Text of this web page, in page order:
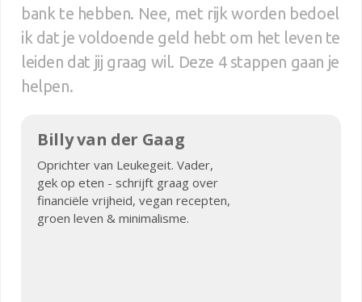
bank te hebben. Nee, met rijk worden bedoel
ik dat je voldoende geld hebt om het leven te
leiden dat jij graag wil. Deze 4 stappen gaan je
helpen.
Billy van der Gaag
Oprichter van Leukegeit. Vader,
gek op eten - schrijft graag over
financiële vrijheid, vegan recepten,
groen leven & minimalisme.